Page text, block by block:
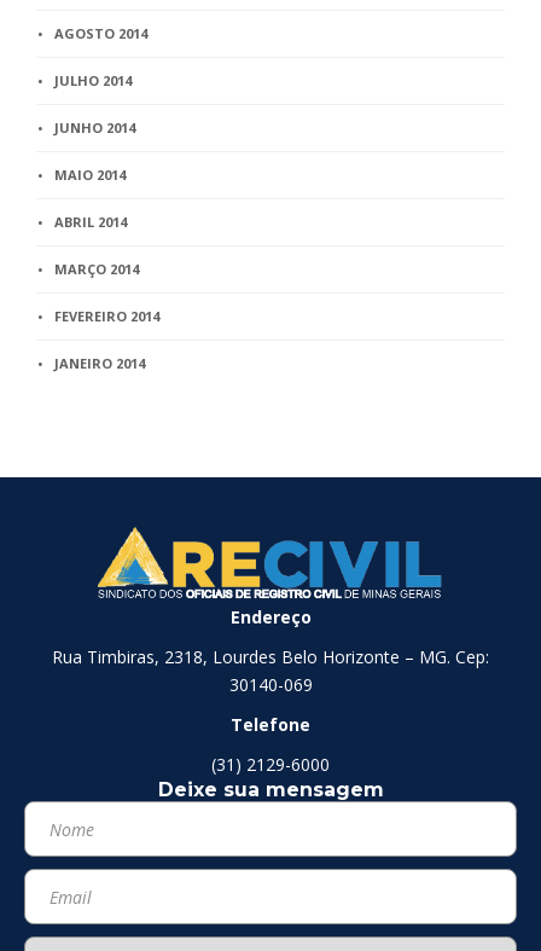
AGOSTO 2014
JULHO 2014
JUNHO 2014
MAIO 2014
ABRIL 2014
MARÇO 2014
FEVEREIRO 2014
JANEIRO 2014
Endereço
Rua Timbiras, 2318, Lourdes Belo Horizonte – MG. Cep:
30140-069
Telefone
(31) 2129-6000
Deixe sua mensagem